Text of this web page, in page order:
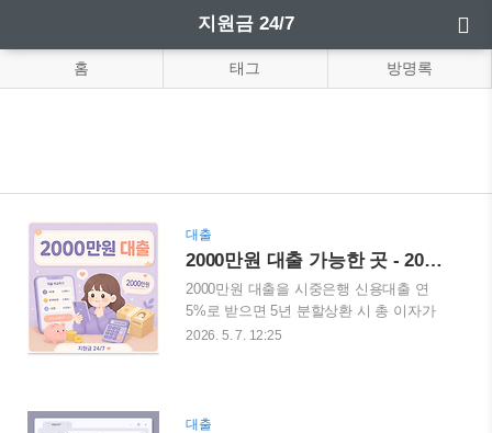
지원금 24/7
홈 태그 방명록
대출
2000만원 대출 가능한 곳 - 2026년 정부지원부터 신용대출까지 절약 가이드
2000만원 대출을 시중은행 신용대출 연
5%로 받으면 5년 분할상환 시 총 이자가
약 264만원입니다. 같은 2000만원을 햇살
이가 자동차 한 대 값에 가깝습니다. 오늘
2026. 5. 7. 12:25
대출